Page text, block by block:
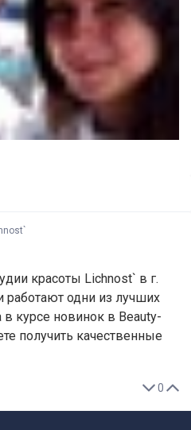
красоты Lichnost` в г.
работают одни из лучших
курсе новинок в Beauty-
получить качественные
0